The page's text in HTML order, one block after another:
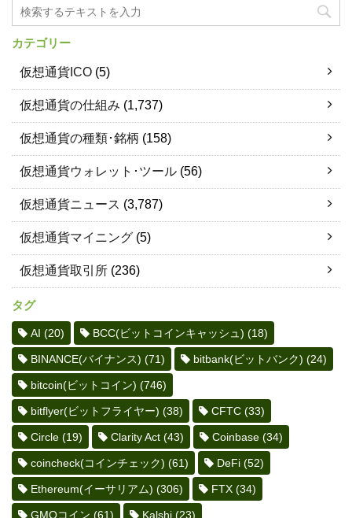
カテゴリー
仮想通貨ICO (5)
仮想通貨の仕組み (1,737)
仮想通貨の種類･銘柄 (158)
仮想通貨ウォレット･ツール (56)
仮想通貨ニュース (3,787)
仮想通貨マイニング (5)
仮想通貨取引所 (236)
タグ
AI (20) BCC(ビットコインキャッシュ) (18)
BINANCE(バイナンス) (71) bitbank(ビットバンク) (24)
bitcoin(ビットコイン) (746)
bitflyer(ビットフライヤー) (38) CFTC (33)
Circle (19) Clarity Act (43) Coinbase (34)
coincheck(コインチェック) (61) DeFi (52)
Ethereum(イーサリアム) (306) FTX (34)
GMOコイン (61) Kalshi (23)